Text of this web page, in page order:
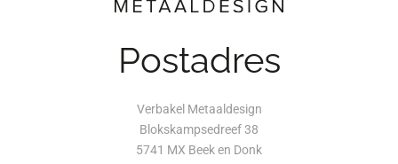
Postadres
Verbakel Metaaldesign
Blokskampsedreef 38
5741 MX Beek en Donk